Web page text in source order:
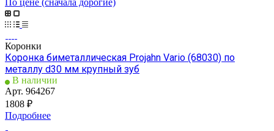
Коронки
Коронка биметаллическая Projahn Vario (68030) по
металлу d30 мм крупный зуб
В наличии
Арт. 964267
1808 ₽
Подробнее